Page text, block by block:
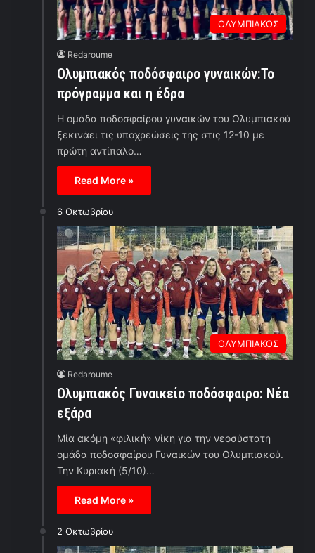
ΟΛΥΜΠΙΑΚΟΣ
Redaroume
Ολυμπιακός ποδόσφαιρο γυναικών:Το
πρόγραμμα και η έδρα
Η ομάδα ποδοσφαίρου γυναικών του Ολυμπιακού
ξεκινάει τις υποχρεώσεις της στις 12-10 με
πρώτη αντίπαλο…
Read More »
6 Οκτωβρίου
ΟΛΥΜΠΙΑΚΟΣ
Redaroume
Ολυμπιακός Γυναικείο ποδόσφαιρο: Νέα
εξάρα
Μία ακόμη «φιλική» νίκη για την νεοσύστατη
ομάδα ποδοσφαίρου Γυναικών του Ολυμπιακού.
Την Κυριακή (5/10)…
Read More »
2 Οκτωβρίου